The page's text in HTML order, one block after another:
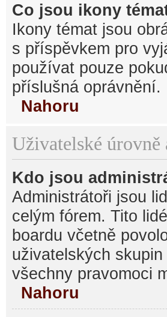
Co jsou ikony
Ikony témat jsou
s příspěvkem pro
používat pouze
příslušná oprávnění.
Nahoru
Uživatelské úrovně
Kdo jsou
Administrátoři jsou
celým fórem. Tito
boardu včetně
uživatelských
všechny pravomoci
Nahoru